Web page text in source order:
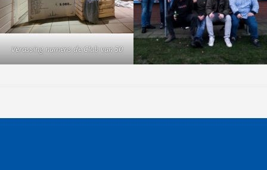
Verassing namens de Club van 50